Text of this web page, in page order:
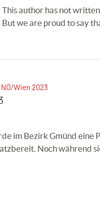
This author has not
But we are proud to say
NÖ/Wien 2023
im Bezirk Gmünd eine
Noch während